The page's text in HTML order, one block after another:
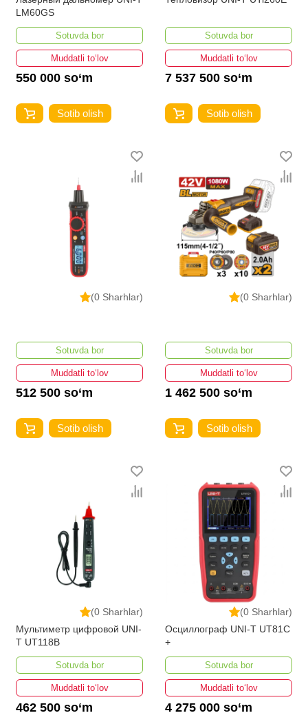
LM60GS
Sotuvda bor
Muddatli to‘lov
550 000 so‘m
Sotib olish
Sotuvda bor
Muddatli to‘lov
7 537 500 so‘m
Sotib olish
(0 Sharhlar)
Sotuvda bor
Muddatli to‘lov
512 500 so‘m
Sotib olish
(0 Sharhlar)
Sotuvda bor
Muddatli to‘lov
1 462 500 so‘m
Sotib olish
(0 Sharhlar)
Мультиметр цифровой UNI-
T UT118B
Sotuvda bor
Muddatli to‘lov
462 500 so‘m
(0 Sharhlar)
Осциллограф UNI-T UT81C
+
Sotuvda bor
Muddatli to‘lov
4 275 000 so‘m